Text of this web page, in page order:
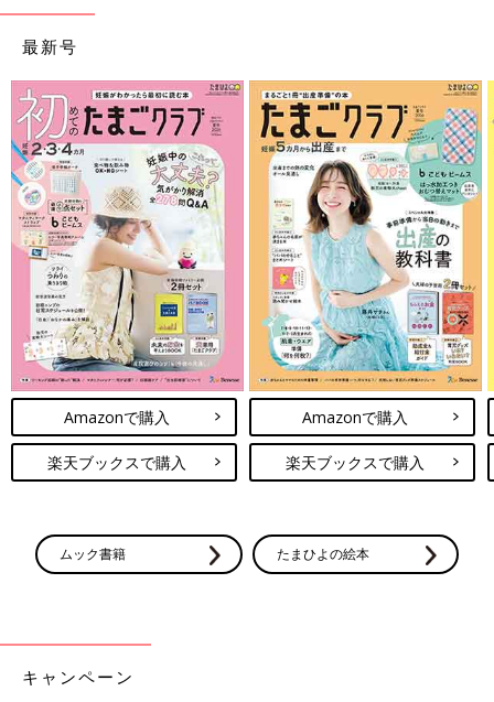
最新号
Amazonで購入
楽天ブックスで購入
Amazonで購入
楽天ブックスで購入
ムック書籍 たまひよの絵本
キャンペーン